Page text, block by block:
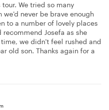
We tried so many
never be brave enough
to a number of lovely places
Josefa as she
we didn't feel rushed and
old son. Thanks again for a